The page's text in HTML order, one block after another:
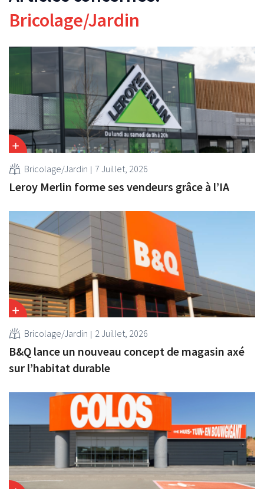
Bricolage/Jardin
Bricolage/Jardin 7 Juillet, 2026
Leroy Merlin forme ses vendeurs grâce à l’IA
Bricolage/Jardin 2 Juillet, 2026
B&Q lance un nouveau concept de magasin axé
sur l’habitat durable